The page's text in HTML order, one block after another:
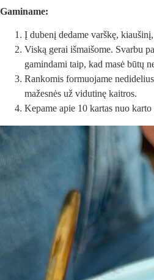
Gaminame:
Į dubenį dedame varškę,
Viską gerai išmaišome. Svarbu
gamindami taip, kad masė būtų
Rankomis formuojame
mažesnės už vidutinę kaitros.
Kepame apie 10 kartas nuo